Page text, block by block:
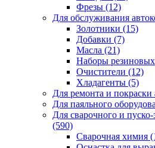
Фрезы (12)
Для обслуживания
Золотники (15)
Добавки (7)
Масла (21)
Наборы резиновых
Очистители (12)
Хладагенты (5)
Для ремонта и покраски
Для паяльного
Для сварочного и
(590)
Сварочная химия